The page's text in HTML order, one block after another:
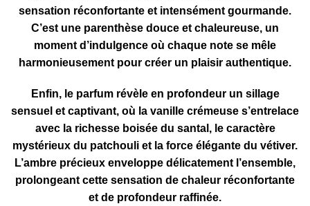
sensation réconfortante et intensément gourmande.
C’est une parenthèse douce et chaleureuse, un
moment d’indulgence où chaque note se mêle
harmonieusement pour créer un plaisir authentique.
Enfin, le parfum révèle en profondeur un sillage
sensuel et captivant, où la vanille crémeuse s’entrelace
avec la richesse boisée du santal, le caractère
mystérieux du patchouli et la force élégante du vétiver.
L’ambre précieux enveloppe délicatement l’ensemble,
prolongeant cette sensation de chaleur réconfortante
et de profondeur raffinée.